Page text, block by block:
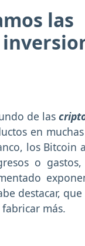
las
de las
en
los Bitcoin
o
destacar,
más.